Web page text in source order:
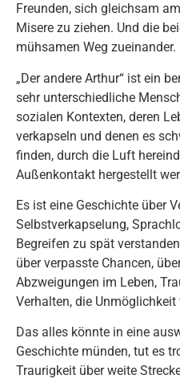
Freunden, sich gleichsam
Misere zu ziehen. Und die
mühsamen Weg zueinander.
„Der andere Arthur“ ist ein
sehr unterschiedliche
sozialen Kontexten, deren
verkapseln und denen es
finden, durch die Luft
Außenkontakt hergestellt
Es ist eine Geschichte über
Selbstverkapselung,
Begreifen zu spät
über verpasste Chancen,
Abzweigungen im Leben,
Verhalten, die
Das alles könnte in eine
Geschichte münden, tut es
Traurigkeit über weite